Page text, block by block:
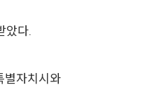
았다.
별자치시와